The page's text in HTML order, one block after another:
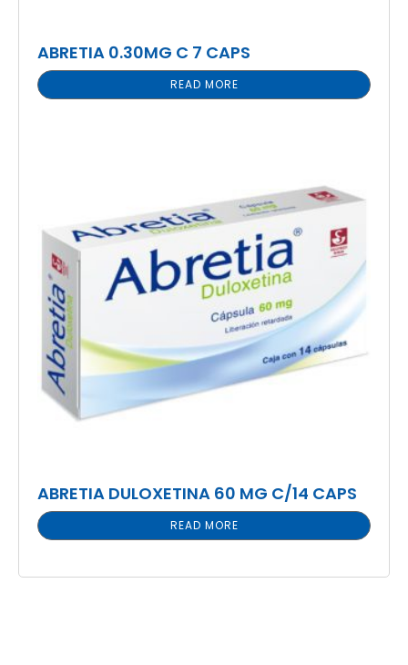
ABRETIA 0.30MG C 7 CAPS
READ MORE
ABRETIA DULOXETINA 60 MG C/14 CAPS
READ MORE